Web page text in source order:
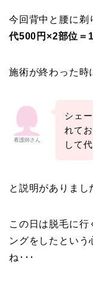
今回背中と腰に剃
代500円×2部位＝
施術が終わった時
看護師さん
シェ
れて
して
と説明がありまし
この日は脱毛に
ングをしたという
ね･･･